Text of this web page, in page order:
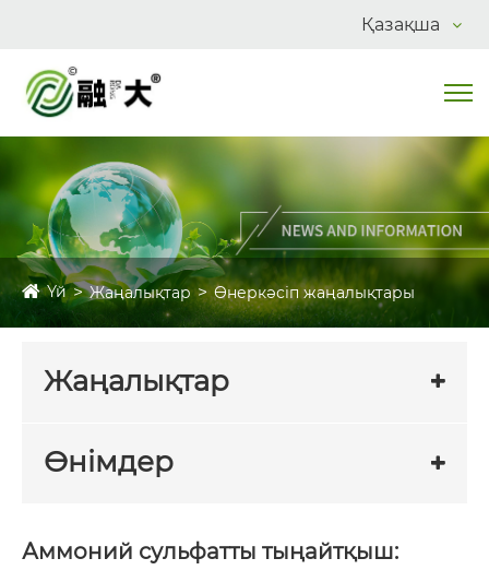
Қазақша
Үй Жаңалықтар Өнеркәсіп жаңалықтары
Жаңалықтар
Өнімдер
Аммоний сульфатты тыңайтқыш: